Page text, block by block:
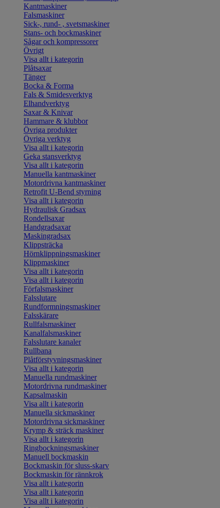
Kantmaskiner
Falsmaskiner
Sick-, rund- , svetsmaskiner
Stans- och bockmaskiner
Sågar och kompressorer
Övrigt
Visa allt i kategorin
Plåtsaxar
Tänger
Bocka & Forma
Fals & Smidesverktyg
Elhandverktyg
Saxar & Knivar
Hammare & klubbor
Övriga produkter
Övriga verktyg
Visa allt i kategorin
Geka stansverktyg
Visa allt i kategorin
Manuella kantmaskiner
Motordrivna kantmaskiner
Retrofit U-Bend styrning
Visa allt i kategorin
Hydraulisk Gradsax
Rondellsaxar
Handgradsaxar
Maskingradsax
Klippsträcka
Hörnklippningsmaskiner
Klippmaskiner
Visa allt i kategorin
Visa allt i kategorin
Förfalsmaskiner
Falsslutare
Rundformningsmaskiner
Falsskärare
Rullfalsmaskiner
Kanalfalsmaskiner
Falsslutare kanaler
Rullbana
Plåtförstyvningsmaskiner
Visa allt i kategorin
Manuella rundmaskiner
Motordrivna rundmaskiner
Kapsalmaskin
Visa allt i kategorin
Manuella sickmaskiner
Motordrivna sickmaskiner
Krymp & sträck maskiner
Visa allt i kategorin
Ringbockningsmaskiner
Manuell bockmaskin
Bockmaskin för sluss-skarv
Bockmaskin för rännkrok
Visa allt i kategorin
Visa allt i kategorin
Visa allt i kategorin